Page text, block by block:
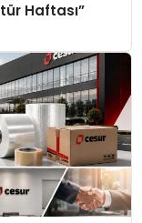
Haftası”